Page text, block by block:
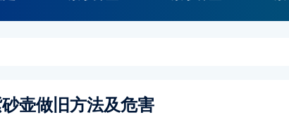
壶做旧方法及危害